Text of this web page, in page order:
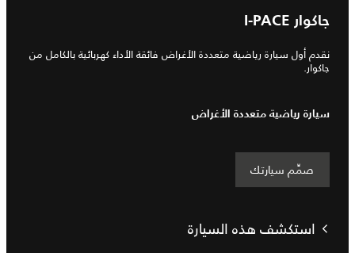
جاكوار I‑PACE
نقدم أول سيارة رياضية متعددة الأغراض فائقة الأداء كهربائية بالكامل من
جاكوار.
سيارة رياضية متعددة الأغراض
صمِّم سيارتك
استكشف هذه السيارة